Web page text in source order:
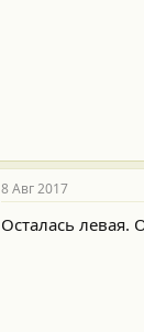
8 Авг 2017
Осталась левая.